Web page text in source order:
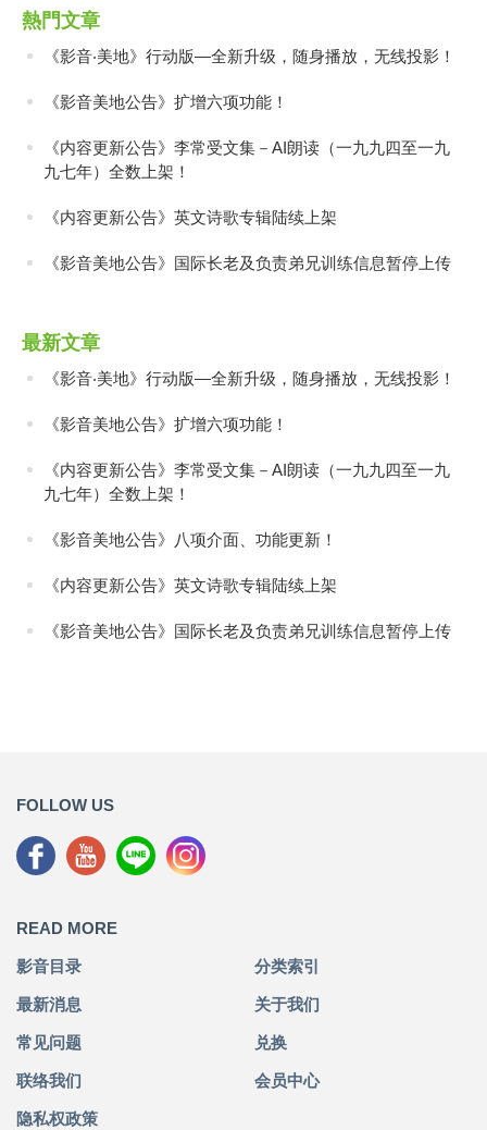
熱門文章
《影音‧美地》行动版—全新升级，随身播放，无线投影！
《影音美地公告》扩增六项功能！
《内容更新公告》李常受文集－AI朗读（一九九四至一九
九七年）全数上架！
《内容更新公告》英文诗歌专辑陆续上架
《影音美地公告》国际长老及负责弟兄训练信息暂停上传
最新文章
《影音‧美地》行动版—全新升级，随身播放，无线投影！
《影音美地公告》扩增六项功能！
《内容更新公告》李常受文集－AI朗读（一九九四至一九
九七年）全数上架！
《影音美地公告》八项介面、功能更新！
《内容更新公告》英文诗歌专辑陆续上架
《影音美地公告》国际长老及负责弟兄训练信息暂停上传
FOLLOW US
READ MORE
影音目录 分类索引
最新消息 关于我们
常见问题 兑换
联络我们 会员中心
隐私权政策